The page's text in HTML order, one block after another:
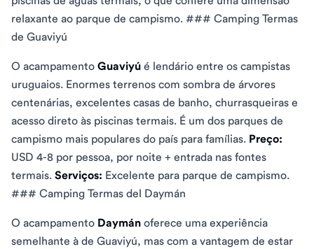
relaxante ao parque de campismo. ### Camping Termas
de Guaviyú
O acampamento Guaviyú é lendário entre os campistas
uruguaios. Enormes terrenos com sombra de árvores
centenárias, excelentes casas de banho, churrasqueiras e
acesso direto às piscinas termais. É um dos parques de
campismo mais populares do país para famílias. Preço:
USD 4-8 por pessoa, por noite + entrada nas fontes
termais. Serviços: Excelente para parque de campismo.
### Camping Termas del Daymán
O acampamento Daymán oferece uma experiência
semelhante à de Guaviyú, mas com a vantagem de estar